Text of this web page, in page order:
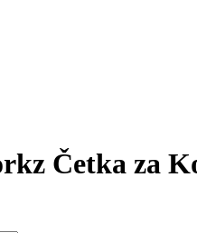
Četka za